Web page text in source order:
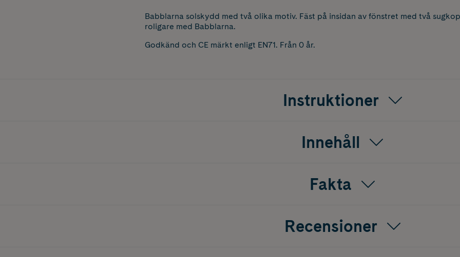
Babblarna solskydd med två olika motiv. Fäst på insidan av fönstret med två
roligare med Babblarna.
Godkänd och CE märkt enligt EN71. Från 0 år.
Instruktioner
Innehåll
Fakta
Recensioner